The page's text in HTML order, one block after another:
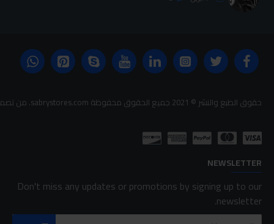
حقوق الطبع والنشر © 2021 جميع الحقوق محفوظة sabrystores.com. من تصميم-
NEWSLETTER
Don't miss any updates or promotions by signing up to our
newsletter.